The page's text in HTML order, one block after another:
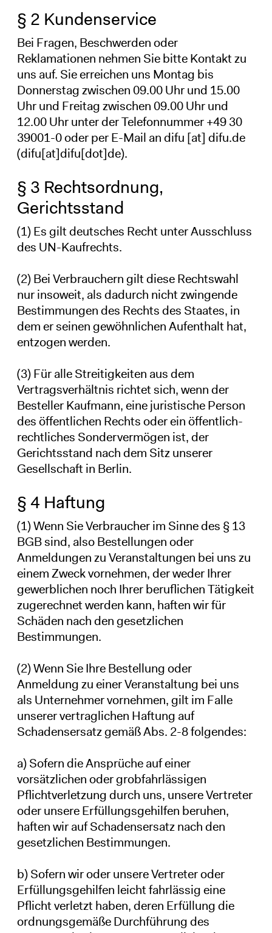
§ 2 Kundenservice
Bei Fragen, Beschwerden oder
Reklamationen nehmen Sie bitte Kontakt zu
uns auf. Sie erreichen uns Montag bis
Donnerstag zwischen 09.00 Uhr und 15.00
Uhr und Freitag zwischen 09.00 Uhr und
12.00 Uhr unter der Telefonnummer +49 30
39001-0 oder per E-Mail andifu [at] difu.de
(difu[at]difu[dot]de).
§ 3 Rechtsordnung,
Gerichtsstand
(1) Es gilt deutsches Recht unter Ausschluss
des UN-Kaufrechts.
(2) Bei Verbrauchern gilt diese Rechtswahl
nur insoweit, als dadurch nicht zwingende
Bestimmungen des Rechts des Staates, in
dem er seinen gewöhnlichen Aufenthalt hat,
entzogen werden.
(3) Für alle Streitigkeiten aus dem
Vertragsverhältnis richtet sich, wenn der
Besteller Kaufmann, eine juristische Person
des öffentlichen Rechts oder ein öffentlich-
rechtliches Sondervermögen ist, der
Gerichtsstand nach dem Sitz unserer
Gesellschaft in Berlin.
§ 4 Haftung
(1) Wenn Sie Verbraucher im Sinne des § 13
BGB sind, also Bestellungen oder
Anmeldungen zu Veranstaltungen bei uns zu
einem Zweck vornehmen, der weder Ihrer
gewerblichen noch Ihrer beruflichen Tätigkeit
zugerechnet werden kann, haften wir für
Schäden nach den gesetzlichen
Bestimmungen.
(2) Wenn Sie Ihre Bestellung oder
Anmeldung zu einer Veranstaltung bei uns
als Unternehmer vornehmen, gilt im Falle
unserer vertraglichen Haftung auf
Schadensersatz gemäß Abs. 2-8 folgendes:
a) Sofern die Ansprüche auf einer
vorsätzlichen oder grobfahrlässigen
Pflichtverletzung durch uns, unsere Vertreter
oder unsere Erfüllungsgehilfen beruhen,
haften wir auf Schadensersatz nach den
gesetzlichen Bestimmungen.
b) Sofern wir oder unsere Vertreter oder
Erfüllungsgehilfen leicht fahrlässig eine
Pflicht verletzt haben, deren Erfüllung die
ordnungsgemäße Durchführung des